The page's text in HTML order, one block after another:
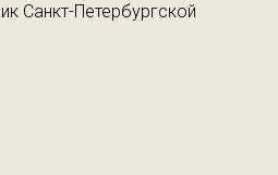
Санкт-Петербургской